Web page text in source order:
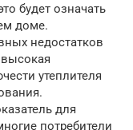
будет означать
доме.
недостатков
утеплителя
для
потребители